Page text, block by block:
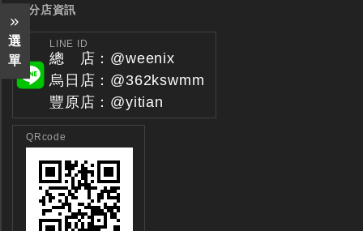
選
單
分店資訊
LINE ID
總 店：@weenix
烏日店：@362kswmm
豐原店：@yitian
QRcode